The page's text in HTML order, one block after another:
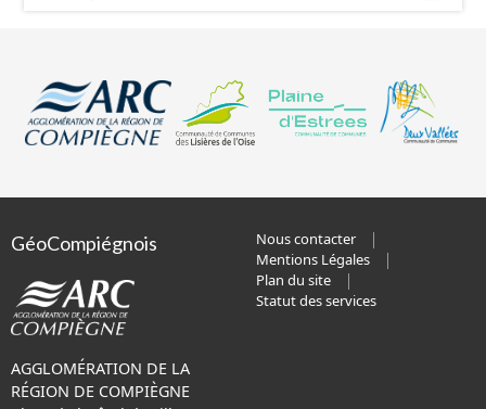
GéoCompiégnois
AGGLOMÉRATION DE LA
RÉGION DE COMPIÈGNE
Nous contacter
Mentions Légales
Plan du site
Statut des services